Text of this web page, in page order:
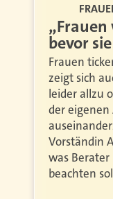
bevor
Frauen
zeigt sich
leider allzu
der eigenen
Vorständin
was
beachten